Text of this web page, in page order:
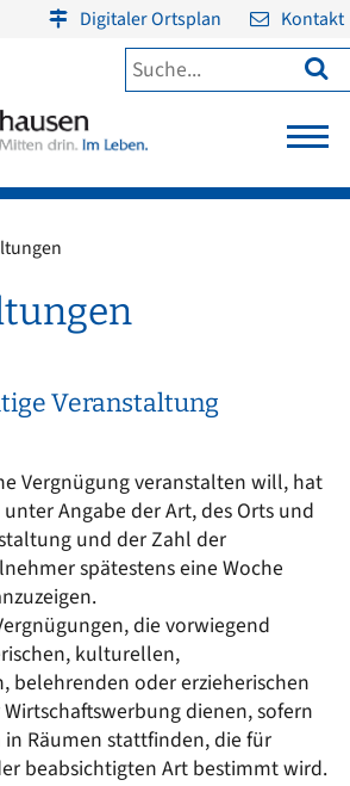
Digitaler Ortsplan Kontakt

Veranstaltung
Vergnügung veranstalten will, hat
Angabe der Art, des Orts und
und der Zahl der
spätestens eine Woche
die vorwiegend
kulturellen,
belehrenden oder erzieherischen
dienen, sofern
Räumen stattfinden, die für
beabsichtigten Art bestimmt wird.